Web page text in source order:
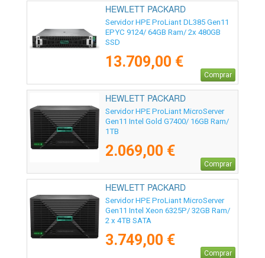
HEWLETT PACKARD
ENTERPRISE - P77245-425
Servidor HPE ProLiant DL385 Gen11
EPYC 9124/ 64GB Ram/ 2x 480GB
SSD
13.709,00 €
Comprar
HEWLETT PACKARD
ENTERPRISE - P74439-425
Servidor HPE ProLiant MicroServer
Gen11 Intel Gold G7400/ 16GB Ram/
1TB
2.069,00 €
Comprar
HEWLETT PACKARD
ENTERPRISE - P87455-425
Servidor HPE ProLiant MicroServer
Gen11 Intel Xeon 6325P/ 32GB Ram/
2 x 4TB SATA
3.749,00 €
Comprar